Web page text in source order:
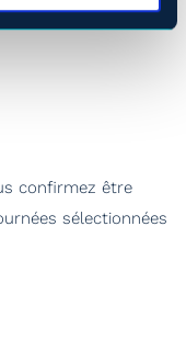
confirmez être
sélectionnées